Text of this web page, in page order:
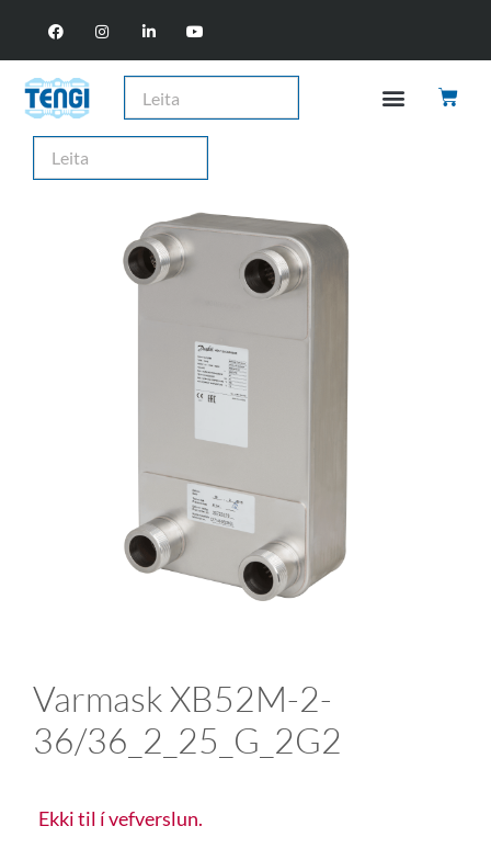
Varmask XB52M-2-
36/36_2_25_G_2G2
Ekki til í vefverslun.